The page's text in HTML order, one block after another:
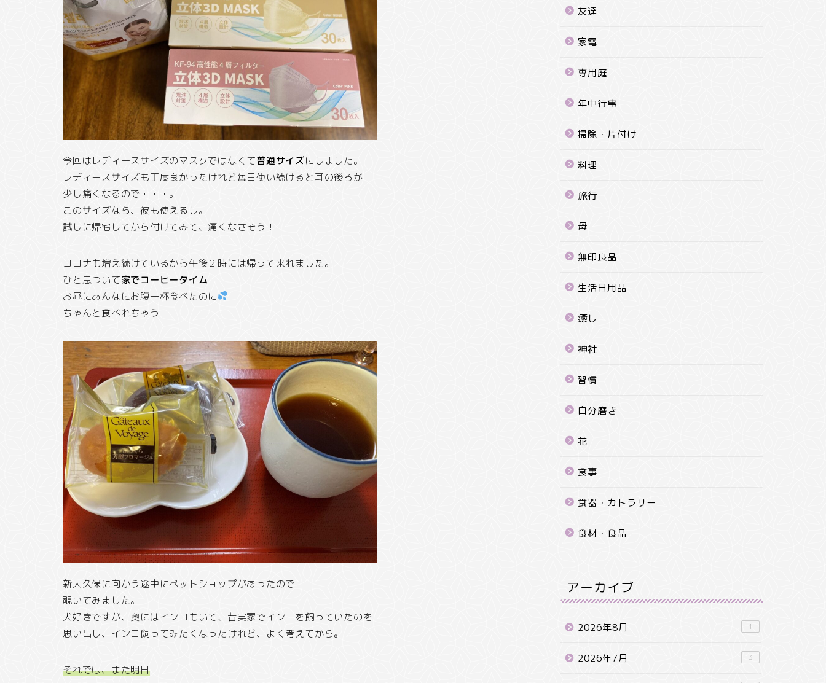
今回はレディースサイズのマスクではなくて普通サイズにしました。
レディースサイズも丁度良かったけれど毎日使い続けると耳の後ろが
少し痛くなるので・・・。
このサイズなら、彼も使えるし。
試しに帰宅してから付けてみて、痛くなさそう！
コロナも増え続けているから午後２時には帰って来れました。
ひと息ついて家でコーヒータイム
お昼にあんなにお腹一杯食べたのに
ちゃんと食べれちゃう
新大久保に向かう途中にペットショップがあったので
覗いてみました。
犬好きですが、奥にはインコもいて、昔実家でインコを飼っていたのを
思い出し、インコ飼ってみたくなったけれど、よく考えてから。
それでは、また明日
友達
家電
専用庭
年中行事
掃除・片付け
料理
旅行
母
無印良品
生活日用品
癒し
神社
習慣
自分磨き
花
食事
食器・カトラリー
食材・食品
アーカイブ
2026年8月 1
2026年7月 3